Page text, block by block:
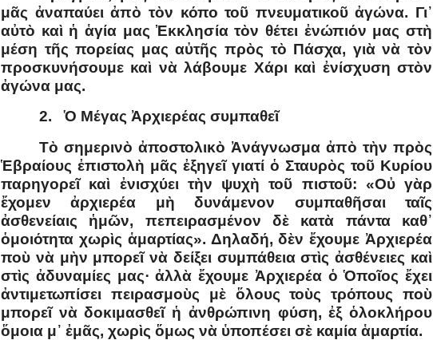
μᾶς ἀναπαύει ἀπὸ τὸν κόπο τοῦ πνευματικοῦ ἀγώνα. Γι᾿
αὐτὸ καὶ ἡ ἁγία μας Ἐκκλησία τὸν θέτει ἐνώπιόν μας στὴ
μέση τῆς πορείας μας αὐτῆς πρὸς τὸ Πάσχα, γιὰ νὰ τὸν
προσκυνήσουμε καὶ νὰ λάβουμε Χάρι καὶ ἐνίσχυση στὸν
ἀγώνα μας.
2. Ὁ Μέγας Ἀρχιερέας συμπαθεῖ
Τὸ σημερινὸ ἀποστολικὸ Ἀνάγνωσμα ἀπὸ τὴν πρὸς
Ἑβραίους ἐπιστολὴ μᾶς ἐξηγεῖ γιατί ὁ Σταυρὸς τοῦ Κυρίου
παρηγορεῖ καὶ ἐνισχύει τὴν ψυχὴ τοῦ πιστοῦ: «Οὐ γὰρ
ἔχομεν ἀρχιερέα μὴ δυνάμενον συμπαθῆσαι ταῖς
ἀσθενείαις ἡμῶν, πεπειρασμένον δὲ κατὰ πάντα καθ᾿
ὁμοιότητα χωρὶς ἁμαρτίας». Δηλαδή, δὲν ἔχουμε Ἀρχιερέα
ποὺ νὰ μὴν μπορεῖ νὰ δείξει συμπάθεια στὶς ἀσθένειες καὶ
στὶς ἀδυναμίες μας· ἀλλὰ ἔχουμε Ἀρχιερέα ὁ Ὁποῖος ἔχει
ἀντιμετωπίσει πειρασμοὺς μὲ ὅλους τοὺς τρόπους ποὺ
μπορεῖ νὰ δοκιμασθεῖ ἡ ἀνθρώπινη φύση, ἐξ ὁλοκλήρου
ὅμοια μ᾿ ἐμᾶς, χωρὶς ὅμως νὰ ὑποπέσει σὲ καμία ἁμαρτία.